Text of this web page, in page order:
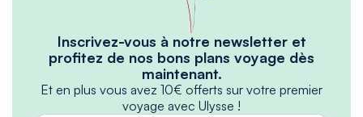
Inscrivez-vous à notre newsletter et
profitez de nos bons plans voyage dès
maintenant.
Et en plus vous avez 10€ offerts sur votre premier
voyage avec Ulysse !